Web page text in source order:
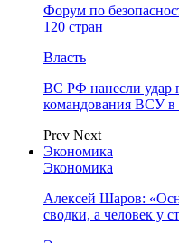
Форум по
120 стран
Власть
ВС РФ нанесли удар
командования ВСУ в
Prev Next
Экономика
Экономика
Алексей Шаров:
сводки, а человек у